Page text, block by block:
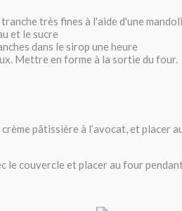
très fines à l'aide d'une
et le sucre
dans le sirop une heure
Mettre en forme à la sortie du four.
pâtissière à l’avocat, et placer
le couvercle et placer au four